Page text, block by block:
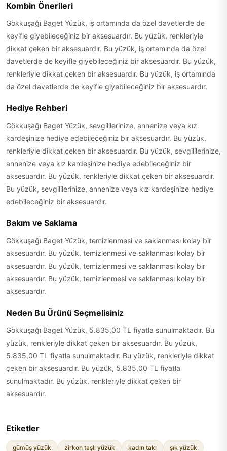
Kombin Önerileri
Gökkuşağı Baget Yüzük, iş ortamında da özel davetlerde de
keyifle giyebileceğiniz bir aksesuardır. Bu yüzük, renkleriyle
dikkat çeken bir aksesuardır. Bu yüzük, iş ortamında da özel
davetlerde de keyifle giyebileceğiniz bir aksesuardır. Bu yüzük,
renkleriyle dikkat çeken bir aksesuardır. Bu yüzük, iş ortamında
da özel davetlerde de keyifle giyebileceğiniz bir aksesuardır.
Hediye Rehberi
Gökkuşağı Baget Yüzük, sevgililerinize, annenize veya kız
kardeşinize hediye edebileceğiniz bir aksesuardır. Bu yüzük,
renkleriyle dikkat çeken bir aksesuardır. Bu yüzük, sevgililerinize,
annenize veya kız kardeşinize hediye edebileceğiniz bir
aksesuardır. Bu yüzük, renkleriyle dikkat çeken bir aksesuardır.
Bu yüzük, sevgililerinize, annenize veya kız kardeşinize hediye
edebileceğiniz bir aksesuardır.
Bakım ve Saklama
Gökkuşağı Baget Yüzük, temizlenmesi ve saklanması kolay bir
aksesuardır. Bu yüzük, temizlenmesi ve saklanması kolay bir
aksesuardır. Bu yüzük, temizlenmesi ve saklanması kolay bir
aksesuardır. Bu yüzük, temizlenmesi ve saklanması kolay bir
aksesuardır.
Neden Bu Ürünü Seçmelisiniz
Gökkuşağı Baget Yüzük, 5.835,00 TL fiyatla sunulmaktadır. Bu
yüzük, renkleriyle dikkat çeken bir aksesuardır. Bu yüzük,
5.835,00 TL fiyatla sunulmaktadır. Bu yüzük, renkleriyle dikkat
çeken bir aksesuardır. Bu yüzük, 5.835,00 TL fiyatla
sunulmaktadır. Bu yüzük, renkleriyle dikkat çeken bir
aksesuardır.
Etiketler
gümüş yüzük zirkon taşlı yüzük kadın takı şık yüzük